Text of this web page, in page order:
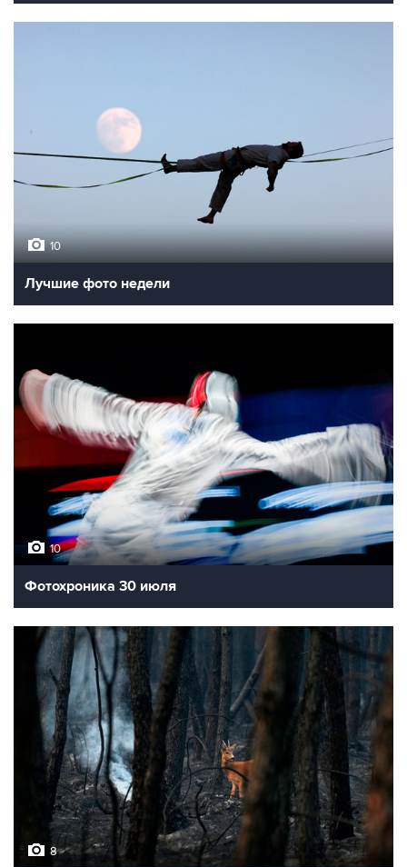
10
Лучшие фото недели
10
Фотохроника 30 июля
8